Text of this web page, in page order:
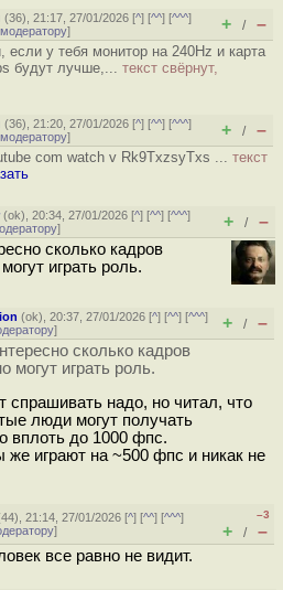
(36), 21:17, 27/01/2026 [^] [^^] [^^^]
] + / –
если у тебя монитор на 240Hz и карта
будут лучше,... текст свёрнут,
(36), 21:20, 27/01/2026 [^] [^^] [^^^]
] + / –
com watch v Rk9TxzsyTxs ... текст
(ok), 20:34, 27/01/2026 [^] [^^] [^^^]
] + / –
сколько кадров
играть роль.
(ok), 20:37, 27/01/2026 [^] [^^] [^^^]
] + / –
сколько кадров
могут играть роль.
спрашивать надо, но читал, что
люди могут получать
вплоть до 1000 фпс.
же играют на ~500 фпс и никак не
44), 21:14, 27/01/2026 [^] [^^] [^^^]
]
–3
+ / –
все равно не видит.